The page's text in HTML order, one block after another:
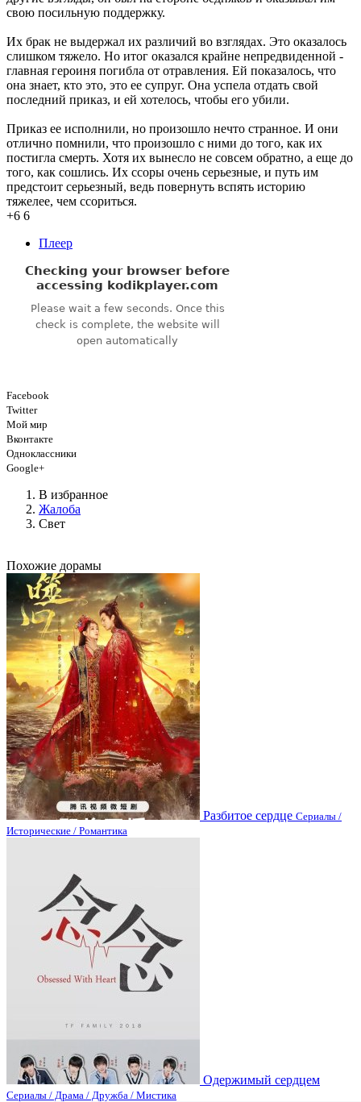
свою посильную поддержку.
Их брак не выдержал их различий во взглядах. Это оказалось
слишком тяжело. Но итог оказался крайне непредвиденной -
главная героиня погибла от отравления. Ей показалось, что
она знает, кто это, это ее супруг. Она успела отдать свой
последний приказ, и ей хотелось, чтобы его убили.
Приказ ее исполнили, но произошло нечто странное. И они
отлично помнили, что произошло с ними до того, как их
постигла смерть. Хотя их вынесло не совсем обратно, а еще до
того, как сошлись. Их ссоры очень серьезные, и путь им
предстоит серьезный, ведь повернуть вспять историю
тяжелее, чем ссориться.
+6 6
Плеер
Facebook
Twitter
Мой мир
Вконтакте
Одноклассники
Google+
В избранное
Жалоба
Свет
Похожие дорамы
Разбитое сердце Сериалы /
Исторические / Романтика
Одержимый сердцем
Сериалы / Драма / Дружба / Мистика